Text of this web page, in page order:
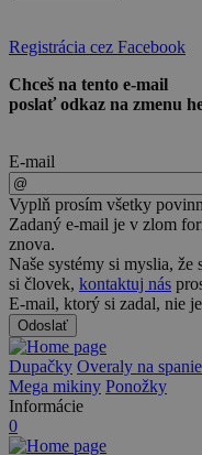
Registrácia cez Facebook
Chceš na tento e-mail
poslať odkaz na zmenu
E-mail
Vyplň prosím všetky
Zadaný e-mail je v zlom
znova.
Naše systémy si myslia,
si človek, kontaktuj nás
E-mail, ktorý si zadal, nie
Odoslať
Dupačky Overaly na spanie
Mega mikiny Ponožky
Informácie
0